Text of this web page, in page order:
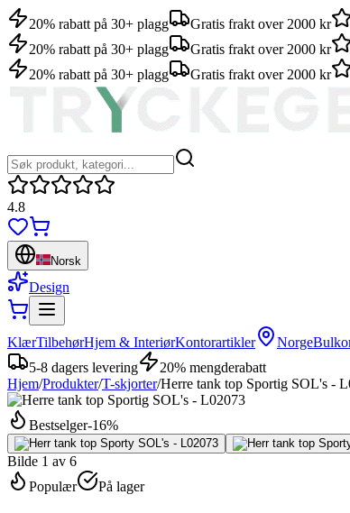
20% rabatt på 30+ plagg Gratis frakt over 2000 kr
20% rabatt på 30+ plagg
Gratis frakt over 2000 kr
20% rabatt på 30+ plagg
Gratis frakt over 2000 kr
4.8
Norsk
Design
KlærTilbehørHjem & InteriørKontorartikler Norge
5-8 dagers levering
20% mengderabatt
Hjem/Produkter/T-skjorter/Herre tank top Sportig SOL's -
Bestselger-16%
Bilde 1 av 6
Populær
På lager